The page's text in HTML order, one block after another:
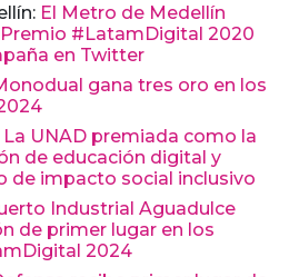
El Metro de Medellín
#LatamDigital 2020
en Twitter
gana tres oro en los
La UNAD premiada como la
de educación digital y
de impacto social inclusivo
Industrial Aguadulce
de primer lugar en los
2024